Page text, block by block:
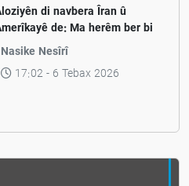
Amerîkayê de: Ma herêm ber bi
aramiyê ve diçe yan jî ber bi
Nasike Nesîrî